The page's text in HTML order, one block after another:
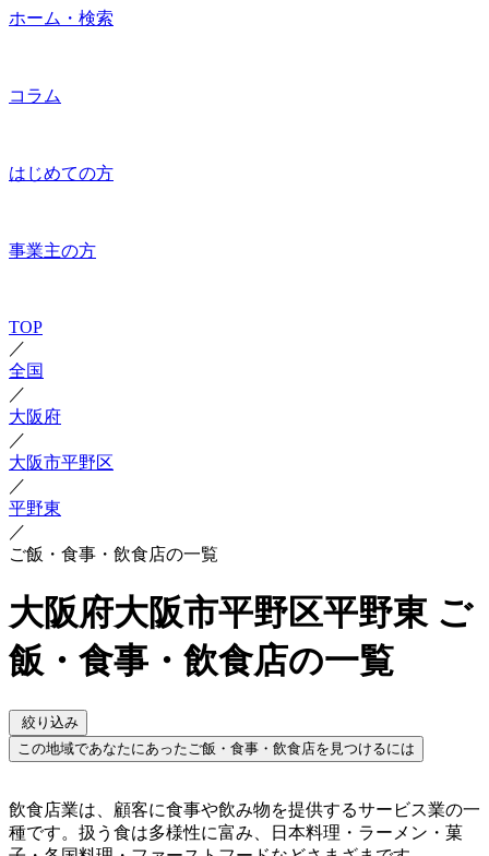
ホーム・検索
コラム
はじめての方
事業主の方
TOP
／
全国
／
大阪府
／
大阪市平野区
／
平野東
／
ご飯・食事・飲食店の一覧
大阪府大阪市平野区平野東 ご
飯・食事・飲食店の一覧
絞り込み
この地域であなたにあったご飯・食事・飲食店を見つけるには
飲食店業は、顧客に食事や飲み物を提供するサービス業の一
種です。扱う食は多様性に富み、日本料理・ラーメン・菓